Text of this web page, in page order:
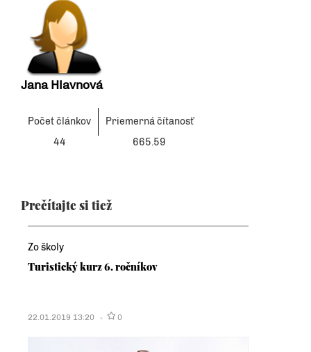
Jana Hlavnová
Počet článkov
Priemerná čítanosť
44
665.59
Prečítajte si tiež
Zo školy
Turistický kurz 6. ročníkov
22.01.2019 13:20 0